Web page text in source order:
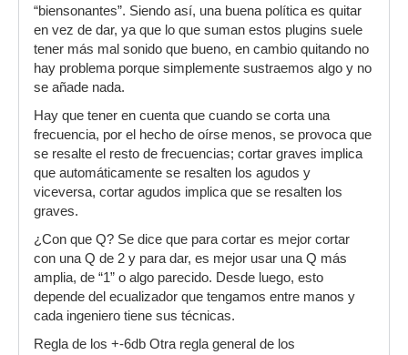
“biensonantes”. Siendo así, una buena política es quitar
en vez de dar, ya que lo que suman estos plugins suele
tener más mal sonido que bueno, en cambio quitando no
hay problema porque simplemente sustraemos algo y no
se añade nada.
Hay que tener en cuenta que cuando se corta una
frecuencia, por el hecho de oírse menos, se provoca que
se resalte el resto de frecuencias; cortar graves implica
que automáticamente se resalten los agudos y
viceversa, cortar agudos implica que se resalten los
graves.
¿Con que Q? Se dice que para cortar es mejor cortar
con una Q de 2 y para dar, es mejor usar una Q más
amplia, de “1” o algo parecido. Desde luego, esto
depende del ecualizador que tengamos entre manos y
cada ingeniero tiene sus técnicas.
Regla de los +-6db Otra regla general de los